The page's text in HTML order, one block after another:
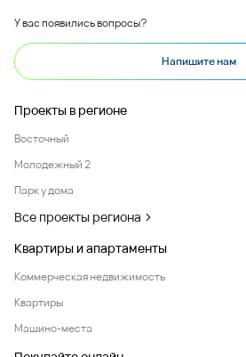
У вас появились вопросы?
Напишите нам
Проекты в регионе
Восточный
Молодежный 2
Парк у дома
Все проекты региона
Квартиры и апартаменты
Коммерческая недвижимость
Квартиры
Машино-места